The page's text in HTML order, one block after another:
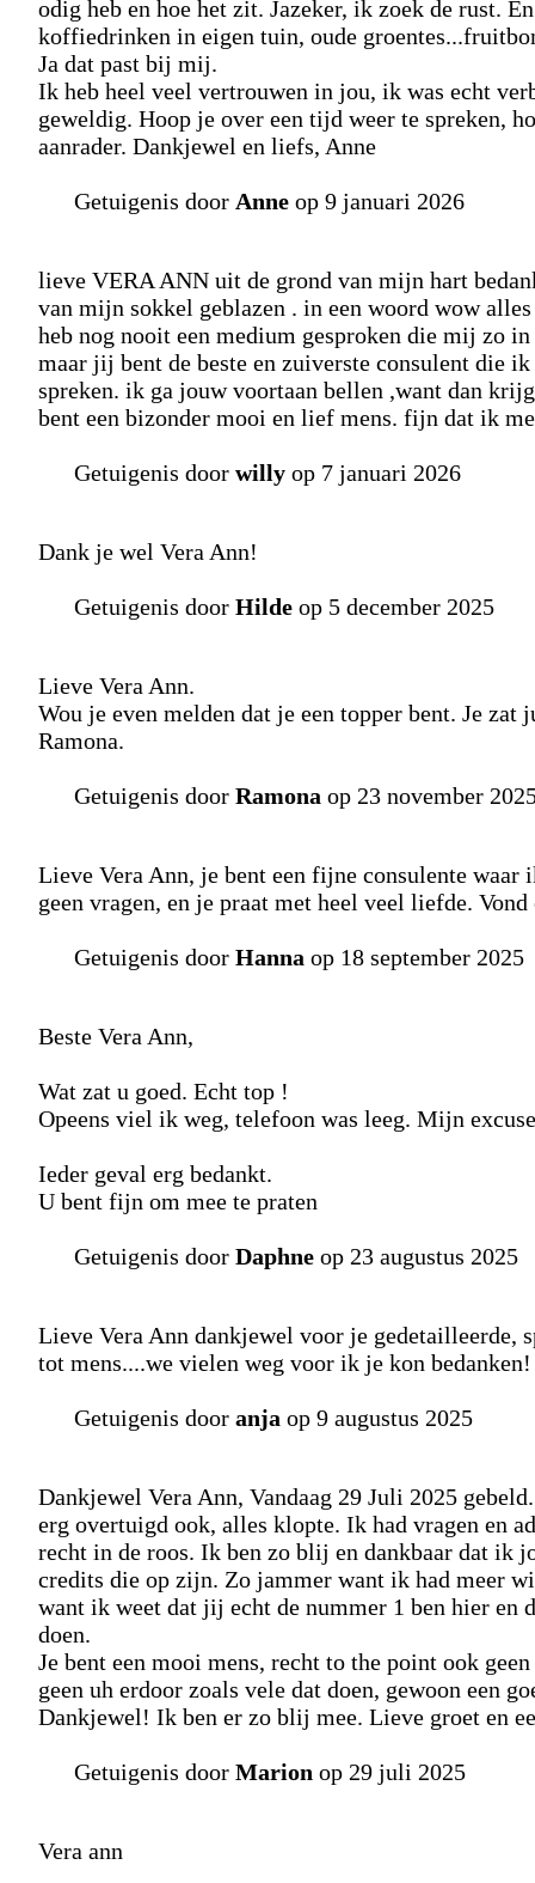
odig heb en hoe het zit. Jazeker, ik zoek de rust.
koffiedrinken in eigen tuin, oude
Ja dat past bij mij.
Ik heb heel veel vertrouwen in jou, ik was echt
geweldig. Hoop je over een tijd weer te spreken,
aanrader. Dankjewel en liefs, Anne
Getuigenis door Anne op 9 januari 2026
lieve VERA ANN uit de grond van mijn hart
van mijn sokkel geblazen . in een woord wow
heb nog nooit een medium gesproken die mij zo
maar jij bent de beste en zuiverste consulent die
spreken. ik ga jouw voortaan bellen ,want dan
bent een bizonder mooi en lief mens. fijn dat ik
Getuigenis door willy op 7 januari 2026
Dank je wel Vera Ann!
Getuigenis door Hilde op 5 december 2025
Lieve Vera Ann.
Wou je even melden dat je een topper bent. Je
Ramona.
Getuigenis door Ramona op 23 november
Lieve Vera Ann, je bent een fijne consulente
geen vragen, en je praat met heel veel liefde.
Getuigenis door Hanna op 18 september 2025
Beste Vera Ann,
Wat zat u goed. Echt top !
Opeens viel ik weg, telefoon was leeg. Mijn
Ieder geval erg bedankt.
U bent fijn om mee te praten
Getuigenis door Daphne op 23 augustus 2025
Lieve Vera Ann dankjewel voor je gedetailleerde,
tot mens....we vielen weg voor ik je kon
Getuigenis door anja op 9 augustus 2025
Dankjewel Vera Ann, Vandaag 29 Juli 2025
erg overtuigd ook, alles klopte. Ik had vragen en
recht in de roos. Ik ben zo blij en dankbaar dat ik
credits die op zijn. Zo jammer want ik had meer
want ik weet dat jij echt de nummer 1 ben hier en
doen.
Je bent een mooi mens, recht to the point ook
geen uh erdoor zoals vele dat doen, gewoon een
Dankjewel! Ik ben er zo blij mee. Lieve groet en
Getuigenis door Marion op 29 juli 2025
Vera ann